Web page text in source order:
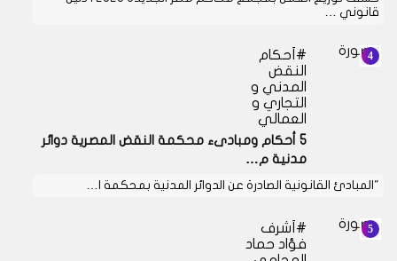
قانوني …
أحكام
النقض
المدني و
التجاري و
العمالي
5 أحكام ومبادىء محكمة النقض المصرية دوائر
مدنية م…
"المبادئ القانونية الصادرة عن الدوائر المدنية بمحكمة ا…
أشرف
فؤاد حماد